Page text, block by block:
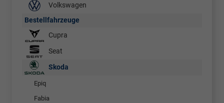
Volkswagen
Bestellfahrzeuge
Cupra
Seat
Skoda
Epiq
Fabia